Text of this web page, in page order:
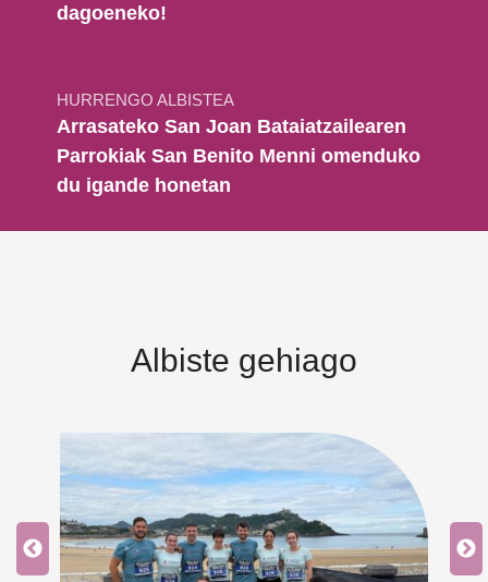
dagoeneko!
HURRENGO ALBISTEA
Arrasateko San Joan Bataiatzailearen
Parrokiak San Benito Menni omenduko
du igande honetan
Albiste gehiago